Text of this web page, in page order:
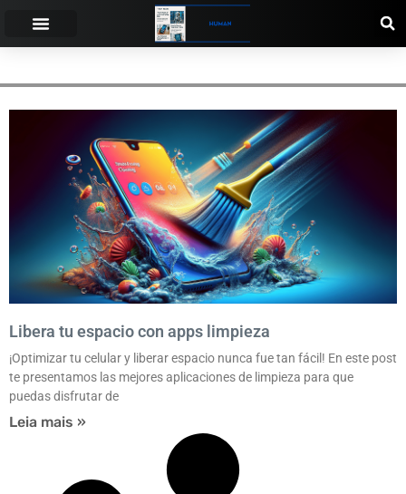
Libera tu espacio con apps limpieza
¡Optimizar tu celular y liberar espacio nunca fue tan fácil! En este post
te presentamos las mejores aplicaciones de limpieza para que
puedas disfrutar de
Leia mais »